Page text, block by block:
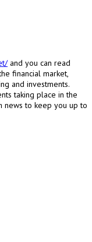
and you can read
financial market,
and investments.
taking place in the
news to keep you up to